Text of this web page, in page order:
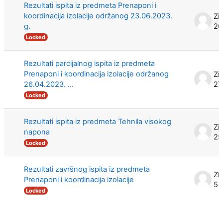
Rezultati ispita iz predmeta Prenaponi i
koordinacija izolacije održanog 23.06.2023.
g.
Locked
Rezultati parcijalnog ispita iz predmeta
Prenaponi i koordinacija izolacije održanog
26.04.2023. ...
Locked
Rezultati ispita iz predmeta Tehnila visokog
napona
Locked
Rezultati završnog ispita iz predmeta
Prenaponi i koordinacija izolacije
Locked
5